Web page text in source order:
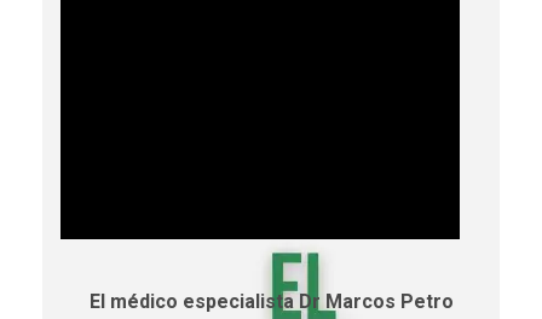
El médico especialista Dr Marcos Petro